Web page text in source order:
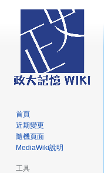
首頁
近期變更
隨機頁面
MediaWiki說明
工具